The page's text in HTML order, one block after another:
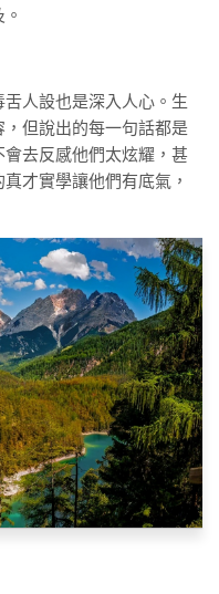
人設也是深入人心。生
但說出的每一句話都是
去反感他們太炫耀，甚
才實學讓他們有底氣，